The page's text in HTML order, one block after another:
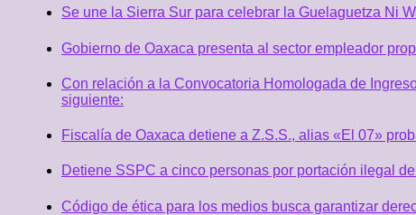
Se une la Sierra Sur para celebrar la Guelaguetza Ni
Gobierno de Oaxaca presenta al sector empleador
Con relación a la Convocatoria Homologada de
siguiente:
Fiscalía de Oaxaca detiene a Z.S.S., alias «El 07»
Detiene SSPC a cinco personas por portación ilegal
Código de ética para los medios busca garantizar